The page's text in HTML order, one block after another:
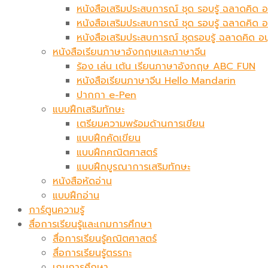
หนังสือเสริมประสบการณ์ ชุด รอบรู้ ฉลาดคิด
หนังสือเสริมประสบการณ์ ชุด รอบรู้ ฉลาดคิด
หนังสือเสริมประสบการณ์ ชุดรอบรู้ ฉลาดคิด อ
หนังสือเรียนภาษาอังกฤษและภาษาจีน
ร้อง เล่น เต้น เรียนภาษาอังกฤษ ABC FUN
หนังสือเรียนภาษาจีน Hello Mandarin
ปากกา e-Pen
แบบฝึกเสริมทักษะ
เตรียมความพร้อมด้านการเขียน
แบบฝึกคัดเขียน
แบบฝึกคณิตศาสตร์
แบบฝึกบูรณาการเสริมทักษะ
หนังสือหัดอ่าน
แบบฝึกอ่าน
การ์ตูนความรู้
สื่อการเรียนรู้และเกมการศึกษา
สื่อการเรียนรู้คณิตศาสตร์
สื่อการเรียนรู้ตรรกะ